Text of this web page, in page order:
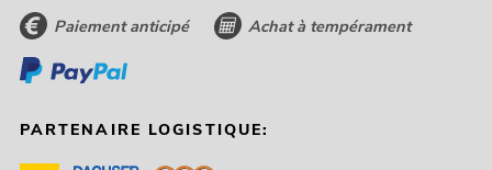
Paiement anticipé Achat à tempérament
PARTENAIRE LOGISTIQUE: